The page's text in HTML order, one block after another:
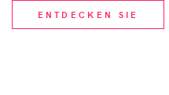
ENTDECKEN SIE